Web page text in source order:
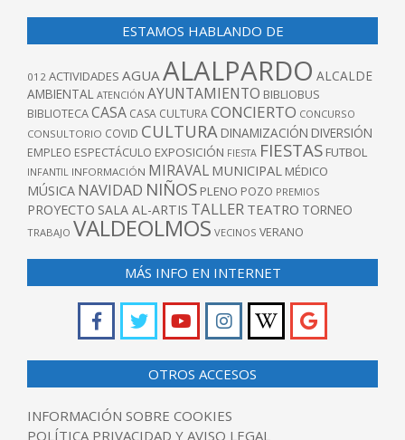
ESTAMOS HABLANDO DE
012 ACTIVIDADES AGUAALALPARDO ALCALDE
AMBIENTAL ATENCIÓN AYUNTAMIENTO BIBLIOBUS
BIBLIOTECACASA CASA CULTURACONCIERTO CONCURSO
CONSULTORIO COVID CULTURA DINAMIZACIÓN DIVERSIÓN
EMPLEO ESPECTÁCULO EXPOSICIÓN FIESTA FIESTAS FUTBOL
INFANTIL INFORMACIÓN MIRAVAL MUNICIPAL MÉDICO
MÚSICA NAVIDAD NIÑOS PLENO POZO PREMIOS
PROYECTO SALA AL-ARTIS TALLER TEATRO TORNEO
TRABAJO VALDEOLMOS VECINOS VERANO
MÁS INFO EN INTERNET
OTROS ACCESOS
INFORMACIÓN SOBRE COOKIES
POLÍTICA PRIVACIDAD Y AVISO LEGAL